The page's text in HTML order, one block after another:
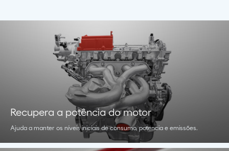
Recupera a potência do motor
Ajuda a manter os níveis iniciais de consumo, potencia e emissões.